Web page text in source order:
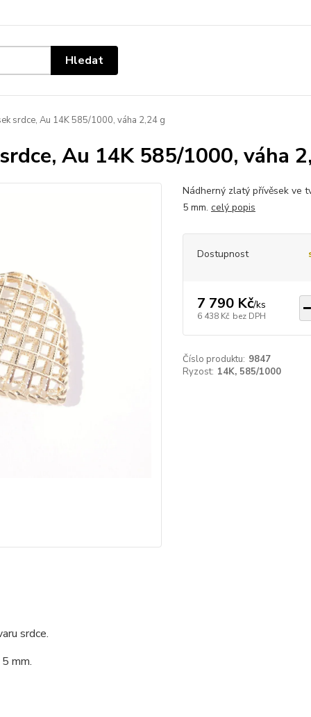
Hledat
srdce, Au 14K 585/1000, váha 2,24 g
Au 14K 585/1000, váha
Nádherný zlatý přívěsek ve
5 mm. celý popis
Dostupnost
7 790 Kč/ks
6 438 Kč bez DPH
Číslo produktu: 9847
Ryzost: 14K, 585/1000
srdce.
mm.